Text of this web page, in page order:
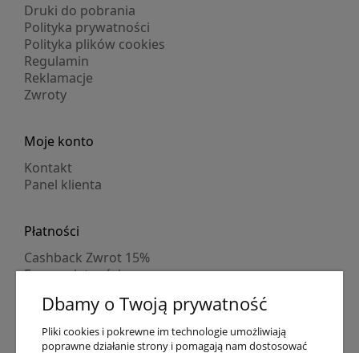
Druki do pobrania
Polityka prywatności
Polityka plików cookies
Regulamin
Reklamacje
Zwroty
Moje konto
Kontakt
Panel klienta
Płatności
Cashback Zwrot 15%
Formy płatności
Numer konta
PayPo kupujesz, nie płacisz
Progi rabatowe
Dbamy o Twoją prywatność
Pliki cookies i pokrewne im technologie umożliwiają
poprawne działanie strony i pomagają nam dostosować